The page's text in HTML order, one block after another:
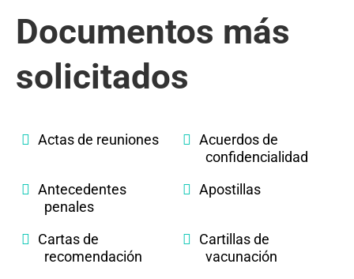
Documentos más
solicitados
Actas de reuniones
Acuerdos de
confidencialidad
Antecedentes
penales
Apostillas
Cartas de
recomendación
Cartillas de
vacunación